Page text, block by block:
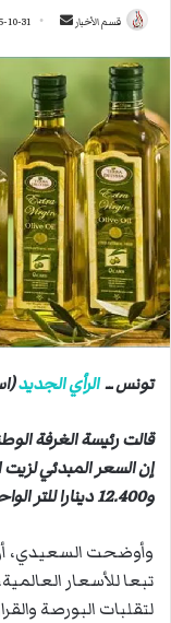
قسم الأخبار
س
ل
ب
ر
ي
د
إ
ل
ك
ت
و
ي
ا
10-31
تونس ــالرأي الجديد
قالت رئيسة الغرفة
و12.400 دينارا للتر الواحد.
وأوضحت السعيدي، أن
تبعا للأسعار
لتقلبات البورصة